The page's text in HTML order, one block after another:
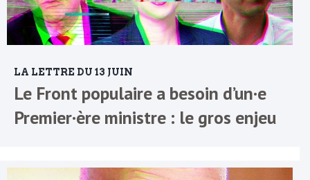
LA LETTRE DU 13 JUIN
Le Front populaire a besoin d’un·e
Premier·ère ministre : le gros enjeu